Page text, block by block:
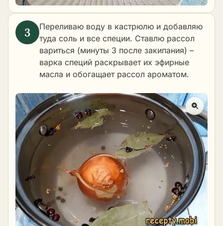
Переливаю воду в кастрюлю и добавляю
туда соль и все специи. Ставлю рассол
вариться (минуты 3 после закипания) –
варка специй раскрывает их эфирные
масла и обогащает рассол ароматом.